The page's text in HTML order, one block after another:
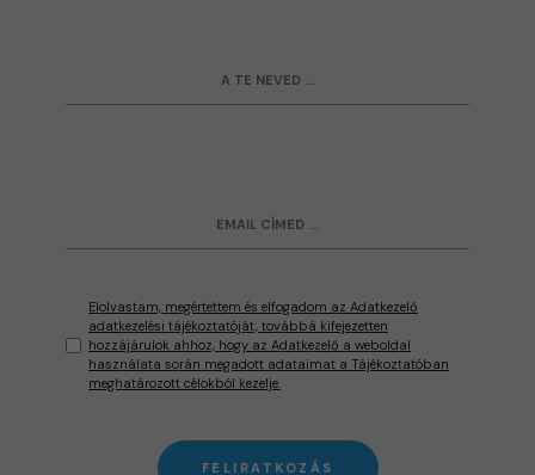
Elolvastam, megértettem és elfogadom az Adatkezelő
adatkezelési tájékoztatóját, továbbá kifejezetten
hozzájárulok ahhoz, hogy az Adatkezelő a weboldal
használata során megadott adataimat a Tájékoztatóban
meghatározott célokból kezelje.
FELIRATKOZÁS